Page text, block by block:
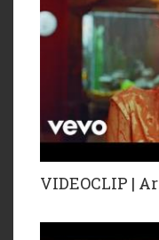
VIDEOCLIP |